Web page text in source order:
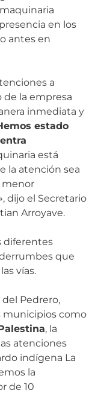
en los
antes en
a
de la empresa
inmediata y
estado
está
la atención sea
menor
dijo el Secretario
Arroyave.
diferentes
que
vías.
Pedrero,
municipios como
, la
atenciones
indígena La
la
de 10